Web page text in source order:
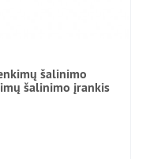
šalinimo
šalinimo įrankis